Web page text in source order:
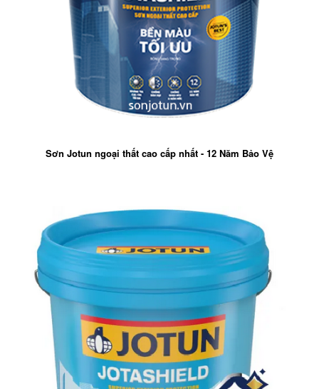
Sơn Jotun ngoại thất cao cấp nhất - 12 Năm Bảo Vệ